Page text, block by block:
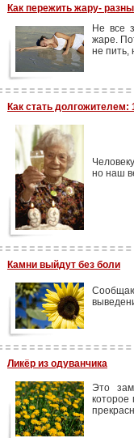
Как пережить жару-
Не все
жаре.
не пить,
Как стать
но наш
Камни выйдут без боли
Ликёр из одуванчика
Это
которое